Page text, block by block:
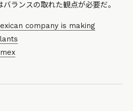
ランスの取れた観点が必要だ。
company is making